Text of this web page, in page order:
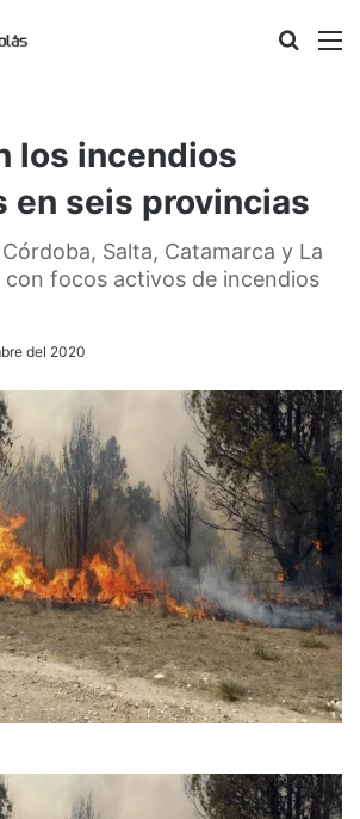
Buscar
los incendios
en seis provincias
Salta, Catamarca y La
con focos activos de incendios
del 2020